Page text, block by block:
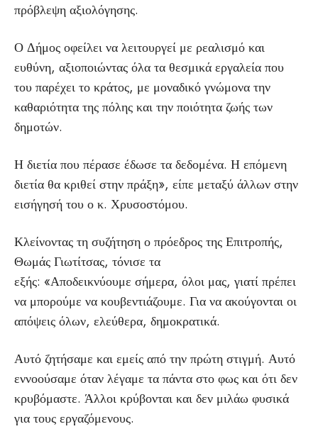
πρόβλεψη αξιολόγησης.
Ο Δήμος οφείλει να λειτουργεί με ρεαλισμό και
ευθύνη, αξιοποιώντας όλα τα θεσμικά εργαλεία που
του παρέχει το κράτος, με μοναδικό γνώμονα την
καθαριότητα της πόλης και την ποιότητα ζωής των
δημοτών.
Η διετία που πέρασε έδωσε τα δεδομένα. Η επόμενη
διετία θα κριθεί στην πράξη», είπε μεταξύ άλλων στην
εισήγησή του ο κ. Χρυσοστόμου.
Κλείνοντας τη συζήτηση ο πρόεδρος της Επιτροπής,
Θωμάς Γιωτίτσας, τόνισε τα
εξής: «Αποδεικνύουμε σήμερα, όλοι μας, γιατί πρέπει
να μπορούμε να κουβεντιάζουμε. Για να ακούγονται οι
απόψεις όλων, ελεύθερα, δημοκρατικά.
Αυτό ζητήσαμε και εμείς από την πρώτη στιγμή. Αυτό
εννοούσαμε όταν λέγαμε τα πάντα στο φως και ότι δεν
κρυβόμαστε. Άλλοι κρύβονται και δεν μιλάω φυσικά
για τους εργαζόμενους.